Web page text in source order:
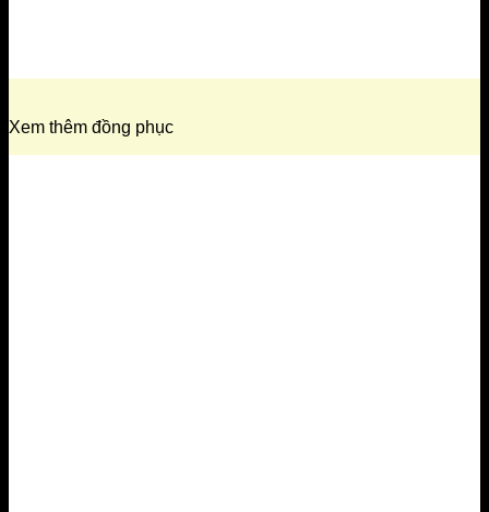
Xem thêm đồng phục